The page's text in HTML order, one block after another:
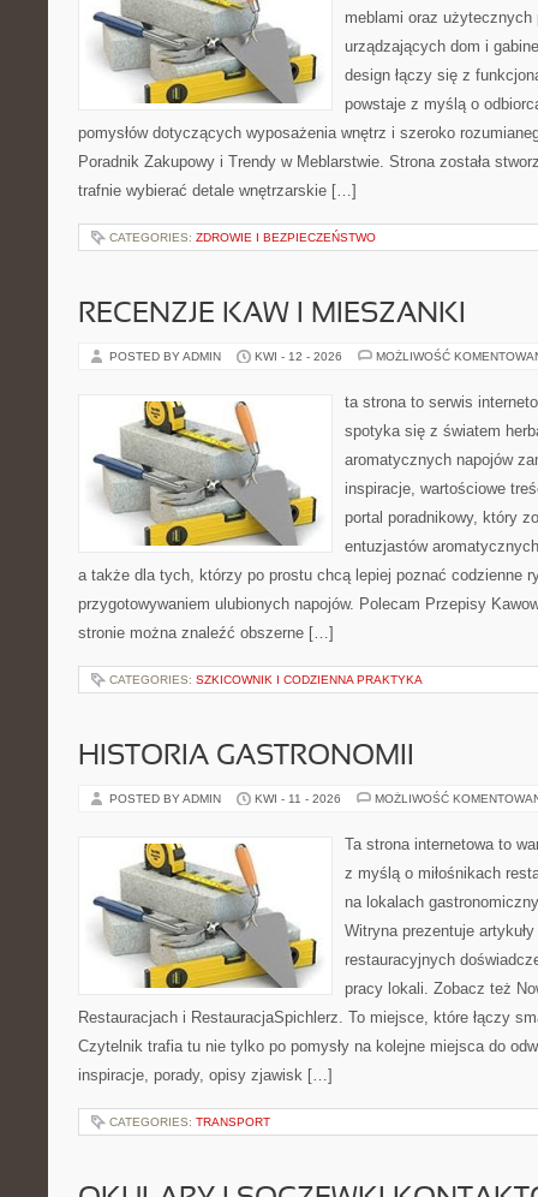
meblami oraz użytecznych
urządzających dom i
design łączy się z
powstaje z myślą o
pomysłów dotyczących wyposażenia wnętrz i szeroko
Poradnik Zakupowy i Trendy w Meblarstwie. Strona została
trafnie wybierać detale wnętrzarskie […]
CATEGORIES: ZDROWIE I BEZPIECZEŃSTWO
RECENZJE KAW I MIESZANKI
POSTED BY ADMIN KWI - 12 - 2026 MOŻLIWOŚĆ
ta strona to serwis
spotyka się z światem
aromatycznych napojów
inspiracje, wartościowe
portal poradnikowy, który
entuzjastów
a także dla tych, którzy po prostu chcą lepiej poznać codzienne
przygotowywaniem ulubionych napojów. Polecam Przepisy
stronie można znaleźć obszerne […]
CATEGORIES: SZKICOWNIK I CODZIENNA PRAKTYKA
HISTORIA GASTRONOMII
POSTED BY ADMIN KWI - 11 - 2026 MOŻLIWOŚĆ
Ta strona internetowa to
z myślą o miłośnikach
na lokalach
Witryna prezentuje
restauracyjnych
pracy lokali. Zobacz też
Restauracjach i RestauracjaSpichlerz. To miejsce, które łączy
Czytelnik trafia tu nie tylko po pomysły na kolejne miejsca do
inspiracje, porady, opisy zjawisk […]
CATEGORIES: TRANSPORT